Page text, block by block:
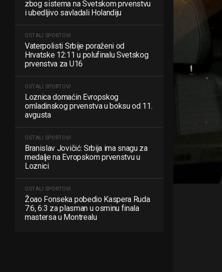
zbog sistema na Svetskom prvenstvu
i ubedljivo savladali Holandiju
OSTALI SPORTOVI
Vaterpolisti Srbije poraženi od
Hrvatske 12:11 u polufinalu Svetskog
prvenstva za U16
OSTALI SPORTOVI
Loznica domaćin Evropskog
omladinskog prvenstva u boksu od 11.
avgusta
OSTALI SPORTOVI
Branislav Jovičić: Srbija ima snagu za
medalje na Evropskom prvenstvu u
Loznici
OSTALI SPORTOVI
Žoao Fonseka pobedio Kaspera Ruda
7:6, 6:3 za plasman u osminu finala
mastersa u Montrealu